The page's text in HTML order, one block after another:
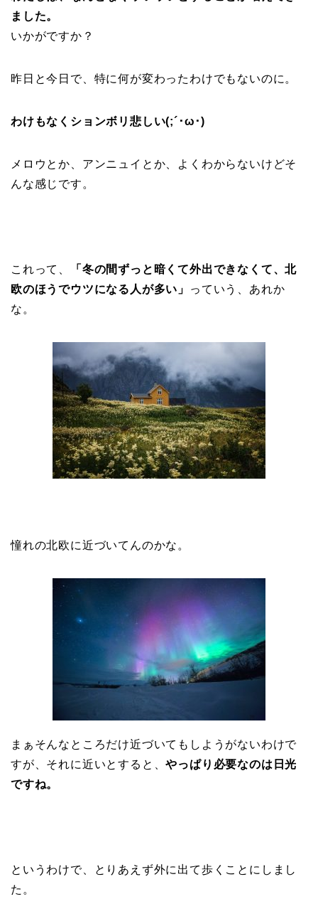
ました。
いかがですか？
昨日と今日で、特に何が変わったわけでもないのに。
わけもなくションボリ悲しい(;´･ω･)
メロウとか、アンニュイとか、よくわからないけどそ
んな感じです。
これって、
「冬の間ずっと暗くて外出できなくて、北
欧のほうでウツになる人が多い」
っていう、あれか
な。
憧れの北欧に近づいてんのかな。
まぁそんなところだけ近づいてもしようがないわけで
すが、それに近いとすると、やっぱり必要なのは日光
ですね。
というわけで、とりあえず外に出て歩くことにしまし
た。